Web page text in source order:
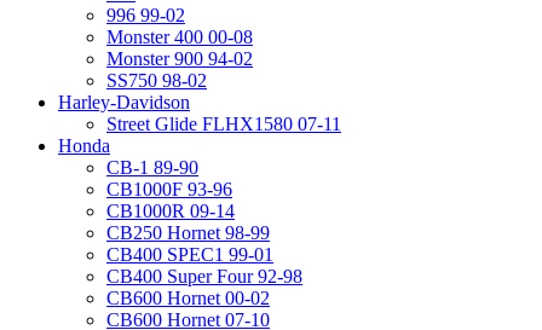
996 99-02
Monster 400 00-08
Monster 900 94-02
SS750 98-02
Harley-Davidson
Street Glide FLHX1580 07-11
Honda
CB-1 89-90
CB1000F 93-96
CB1000R 09-14
CB250 Hornet 98-99
CB400 SPEC1 99-01
CB400 Super Four 92-98
CB600 Hornet 00-02
CB600 Hornet 07-10